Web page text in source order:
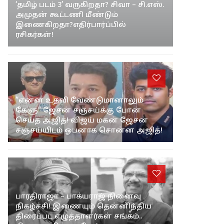
‘தமிழ் படம் 3’ வருகிறதா? சிவா – சி.எஸ்.
இணைகிறதா?எதிர்பார்ப்பில்
ரசிகர்கள்!
“என்ன உதவி வேண்டுமானாலும்
செய்த அஜித்! விஜய் மகன் ஜேசன்
சஞ்சய்யிடம் ஓபனாக சொன்ன அஜித்!